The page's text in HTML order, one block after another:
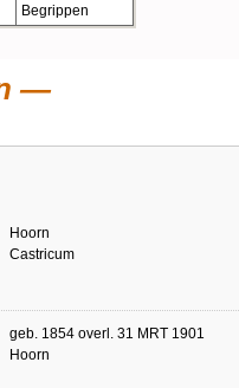
Begrippen
Hoorn
Castricum
geb. 1854 overl. 31 MRT 1901
Hoorn